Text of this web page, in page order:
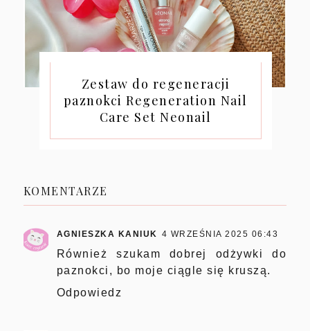
Zestaw do regeneracji
paznokci Regeneration Nail
Care Set Neonail
KOMENTARZE
AGNIESZKA KANIUK 4 WRZEŚNIA 2025 06:43
Również szukam dobrej odżywki do
paznokci, bo moje ciągle się kruszą.
Odpowiedz